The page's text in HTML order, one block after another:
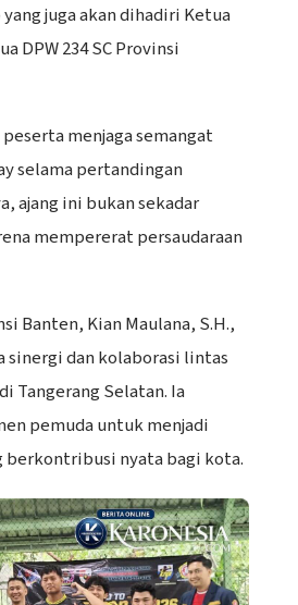
juga akan dihadiri Ketua
DPW 234 SC Provinsi
menjaga semangat
selama pertandingan
ajang ini bukan sekadar
mempererat persaudaraan
Banten, Kian Maulana, S.H.,
sinergi dan kolaborasi lintas
Tangerang Selatan. Ia
pemuda untuk menjadi
nyata bagi kota.